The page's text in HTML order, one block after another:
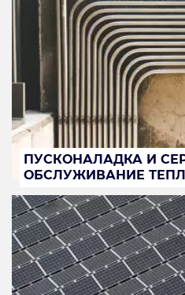
ПУСКОНАЛАДКА И
ОБСЛУЖИВАНИЕ